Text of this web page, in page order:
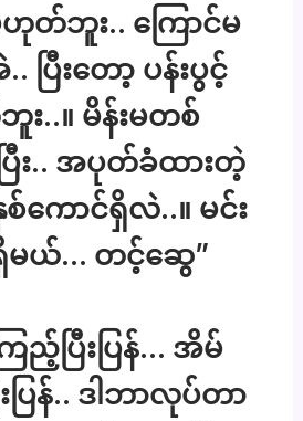
မဟုတ်ဘူး.. ကြောင်မ
ြီးတော့ ပန်းပွင့်
..။ မိန်းမတစ်
း.. အပုတ်ခံထားတဲ့
ကောင်ရှိလဲ..။ မင်း
မယ်… တင့်ဆွေ”
ည့်ပြီးပြန်… အိမ်
ြန်.. ဒါဘာလုပ်တာ